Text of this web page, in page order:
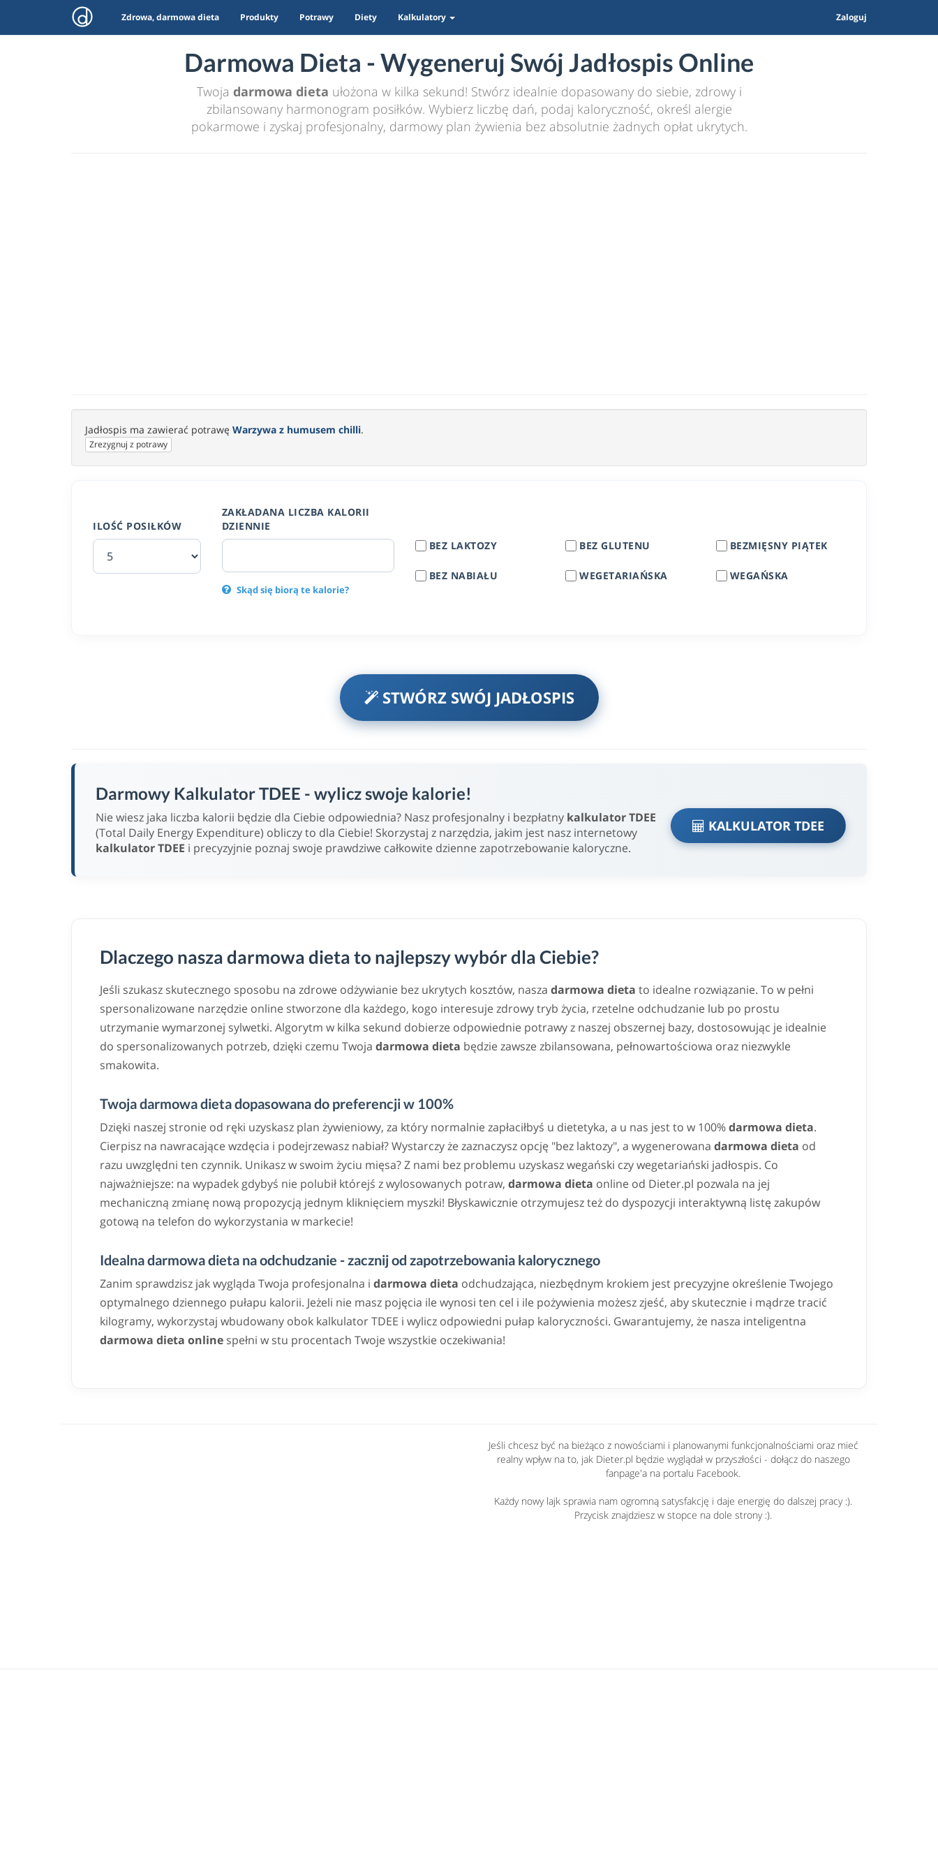
Zdrowa, darmowa dieta Produkty Potrawy Diety Kalkulatory Zaloguj
Darmowa Dieta - Wygeneruj Swój Jadłospis Online
Twoja darmowa dieta ułożona w kilka sekund! Stwórz idealnie dopasowany do siebie, zdrowy i
zbilansowany harmonogram posiłków. Wybierz liczbę dań, podaj kaloryczność, określ alergie
pokarmowe i zyskaj profesjonalny, darmowy plan żywienia bez absolutnie żadnych opłat ukrytych.
Jadłospis ma zawierać potrawę Warzywa z humusem chilli.
Zrezygnuj z potrawy
ILOŚĆ POSIŁKÓW
ZAKŁADANA LICZBA KALORII
DZIENNIE
Skąd się biorą te kalorie?
BEZ LAKTOZY
BEZ NABIAŁU
BEZ GLUTENU
WEGETARIAŃSKA
BEZMIĘSNY PIĄTEK
WEGAŃSKA
STWÓRZ SWÓJ JADŁOSPIS
Darmowy Kalkulator TDEE - wylicz swoje kalorie!
Nie wiesz jaka liczba kalorii będzie dla Ciebie odpowiednia? Nasz profesjonalny i bezpłatny kalkulator TDEE
(Total Daily Energy Expenditure) obliczy to dla Ciebie! Skorzystaj z narzędzia, jakim jest nasz internetowy
kalkulator TDEE i precyzyjnie poznaj swoje prawdziwe całkowite dzienne zapotrzebowanie kaloryczne.
KALKULATOR TDEE
Dlaczego nasza darmowa dieta to najlepszy wybór dla Ciebie?
Jeśli szukasz skutecznego sposobu na zdrowe odżywianie bez ukrytych kosztów, nasza darmowa dieta to idealne rozwiązanie. To w pełni
spersonalizowane narzędzie online stworzone dla każdego, kogo interesuje zdrowy tryb życia, rzetelne odchudzanie lub po prostu
utrzymanie wymarzonej sylwetki. Algorytm w kilka sekund dobierze odpowiednie potrawy z naszej obszernej bazy, dostosowując je idealnie
do spersonalizowanych potrzeb, dzięki czemu Twoja darmowa dieta będzie zawsze zbilansowana, pełnowartościowa oraz niezwykle
smakowita.
Twoja darmowa dieta dopasowana do preferencji w 100%
Dzięki naszej stronie od ręki uzyskasz plan żywieniowy, za który normalnie zapłaciłbyś u dietetyka, a u nas jest to w 100%darmowa dieta.
Cierpisz na nawracające wzdęcia i podejrzewasz nabiał? Wystarczy że zaznaczysz opcję "bez laktozy", a wygenerowana darmowa dieta od
razu uwzględni ten czynnik. Unikasz w swoim życiu mięsa? Z nami bez problemu uzyskasz wegański czy wegetariański jadłospis. Co
najważniejsze: na wypadek gdybyś nie polubił którejś z wylosowanych potraw, darmowa dieta online od Dieter.pl pozwala na jej
mechaniczną zmianę nową propozycją jednym kliknięciem myszki! Błyskawicznie otrzymujesz też do dyspozycji interaktywną listę zakupów
gotową na telefon do wykorzystania w markecie!
Idealna darmowa dieta na odchudzanie - zacznij od zapotrzebowania kalorycznego
Zanim sprawdzisz jak wygląda Twoja profesjonalna i darmowa dieta odchudzająca, niezbędnym krokiem jest precyzyjne określenie Twojego
optymalnego dziennego pułapu kalorii. Jeżeli nie masz pojęcia ile wynosi ten cel i ile pożywienia możesz zjeść, aby skutecznie i mądrze tracić
kilogramy, wykorzystaj wbudowany obok kalkulator TDEE i wylicz odpowiedni pułap kaloryczności. Gwarantujemy, że nasza inteligentna
darmowa dieta online spełni w stu procentach Twoje wszystkie oczekiwania!
Jeśli chcesz być na bieżąco z nowościami i planowanymi funkcjonalnościami oraz mieć
realny wpływ na to, jak Dieter.pl będzie wyglądał w przyszłości - dołącz do naszego
fanpage'a na portalu Facebook.
Każdy nowy lajk sprawia nam ogromną satysfakcję i daje energię do dalszej pracy :).
Przycisk znajdziesz w stopce na dole strony :).